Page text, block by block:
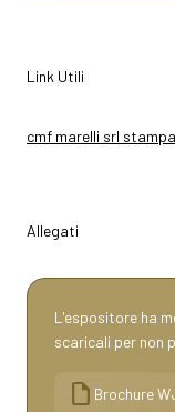
Link Utili
cmf marelli srl
Allegati
L'espositore ha
scaricali per non
draft Brochure